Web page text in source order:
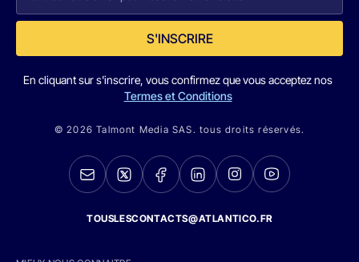
S'INSCRIRE
En cliquant sur s'inscrire, vous confirmez que vous acceptez nos
Termes et Conditions
© 2026 Talmont Media SAS. tous droits réservés.
TOUSLESCONTACTS@ATLANTICO.FR